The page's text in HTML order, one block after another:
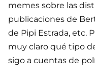
memes sobre las
publicaciones de
de Pipi Estrada, etc.
muy claro qué tipo
sigo a cuentas de